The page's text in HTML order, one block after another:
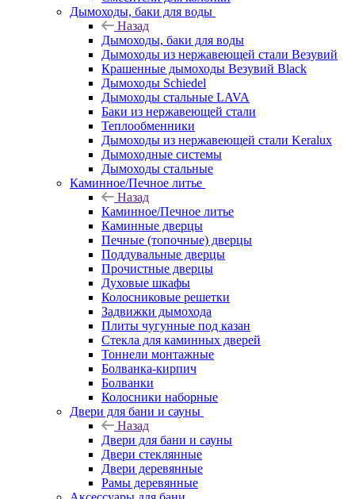
Дымоходы, баки для воды
Назад
Дымоходы, баки для воды
Дымоходы из нержавеющей стали Везувий
Крашенные дымоходы Везувий Black
Дымоходы Schiedel
Дымоходы стальные LAVA
Баки из нержавеющей стали
Теплообменники
Дымоходы из нержавеющей стали Keralux
Дымоходные системы
Дымоходы стальные
Каминное/Печное литье
Назад
Каминное/Печное литье
Каминные дверцы
Печные (топочные) дверцы
Поддувальные дверцы
Прочистные дверцы
Духовые шкафы
Колосниковые решетки
Задвижки дымохода
Плиты чугунные под казан
Стекла для каминных дверей
Тоннели монтажные
Болванка-кирпич
Болванки
Колосники наборные
Двери для бани и сауны
Назад
Двери для бани и сауны
Двери стеклянные
Двери деревянные
Рамы деревянные